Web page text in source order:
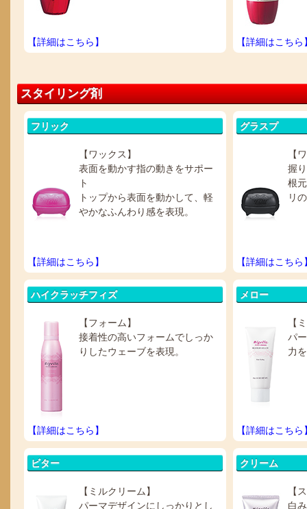
【詳細はこちら】 【詳細はこちら
スタイリング剤
フリック
【ワックス】
表面を動かす指の動きをサポー
ト
トップから表面を動かして、軽
やかなふんわり感を表現。
【詳細はこちら】
グラスプ
【
握
根
リ
【詳細はこちら
ハイクラッチフィズ
【フォーム】
接着性の高いフォームでしっか
りしたウェーブを表現。
【詳細はこちら】
メロー
【
パ
力
【詳細はこちら
ビター
【ミルクリーム】
パーマデザインにしっかりとし
クリーム
【
白